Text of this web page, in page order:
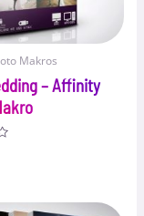
Makros
– Affinity